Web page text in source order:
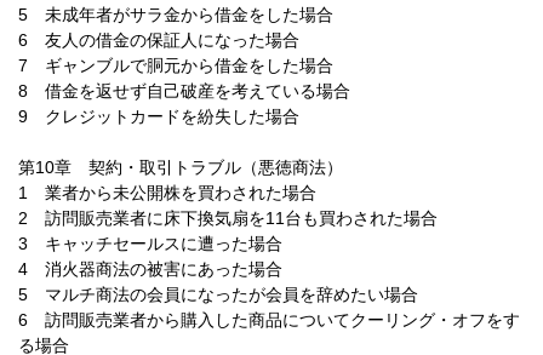
5 未成年者がサラ金から借金をした場合
6 友人の借金の保証人になった場合
7 ギャンブルで胴元から借金をした場合
8 借金を返せず自己破産を考えている場合
9 クレジットカードを紛失した場合
第10章 契約・取引トラブル（悪徳商法）
1 業者から未公開株を買わされた場合
2 訪問販売業者に床下換気扇を11台も買わされた場合
3 キャッチセールスに遭った場合
4 消火器商法の被害にあった場合
5 マルチ商法の会員になったが会員を辞めたい場合
6 訪問販売業者から購入した商品についてクーリング・オフをす
る場合